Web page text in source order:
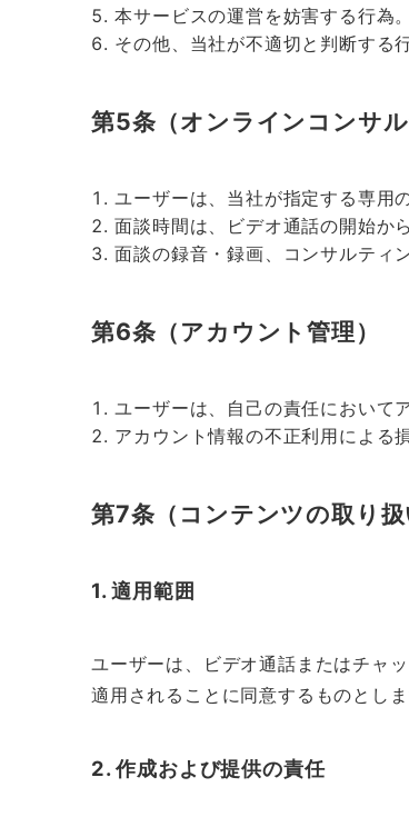
本サービスの運営を妨害する行為。
その他、当社が不適切と判断する行
第5条（オンラインコンサ
ユーザーは、当社が指定する専用
面談時間は、ビデオ通話の開始か
面談の録音・録画、コンサルティ
第6条（アカウント管理）
ユーザーは、自己の責任において
アカウント情報の不正利用による
第7条（コンテンツの取り扱
1. 適用範囲
ユーザーは、ビデオ通話またはチャ
適用されることに同意するものとしま
2. 作成および提供の責任